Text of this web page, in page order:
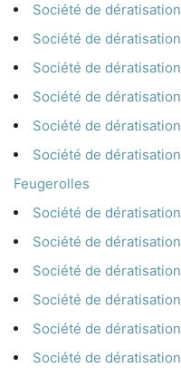
Société de
Société de
Société de
Société de
Société de
Société de
Feugerolles
Société de
Société de
Société de
Société de
Société de
Société de